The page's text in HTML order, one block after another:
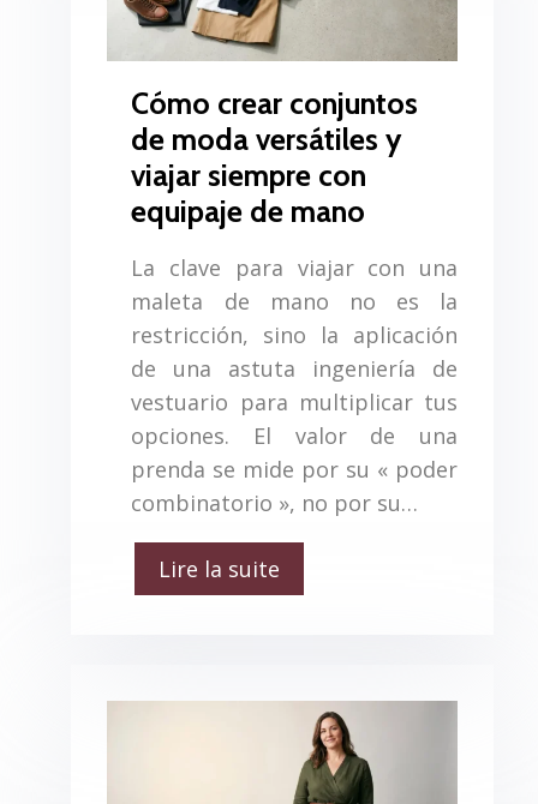
Cómo crear conjuntos
de moda versátiles y
viajar siempre con
equipaje de mano
La clave para viajar con una
maleta de mano no es la
restricción, sino la aplicación
de una astuta ingeniería de
vestuario para multiplicar tus
opciones. El valor de una
prenda se mide por su « poder
combinatorio », no por su…
Lire la suite